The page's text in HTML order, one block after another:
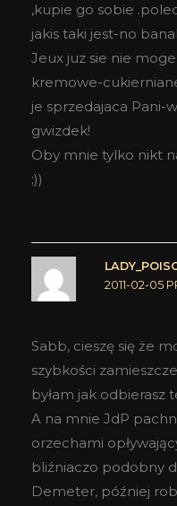
,kupie go sobie
jakis taki jest-no
Jeux juz sie nie
kremowe-
je sprzedajaca Pani-
gwizdek!
Oby mnie tylko nikt
;))
2011-02-05
Sabb, cieszę się że
szybkości
byłam jak odbierasz
A na mnie JdP
orzechami
bliźniaczo podobny
Demeter, później